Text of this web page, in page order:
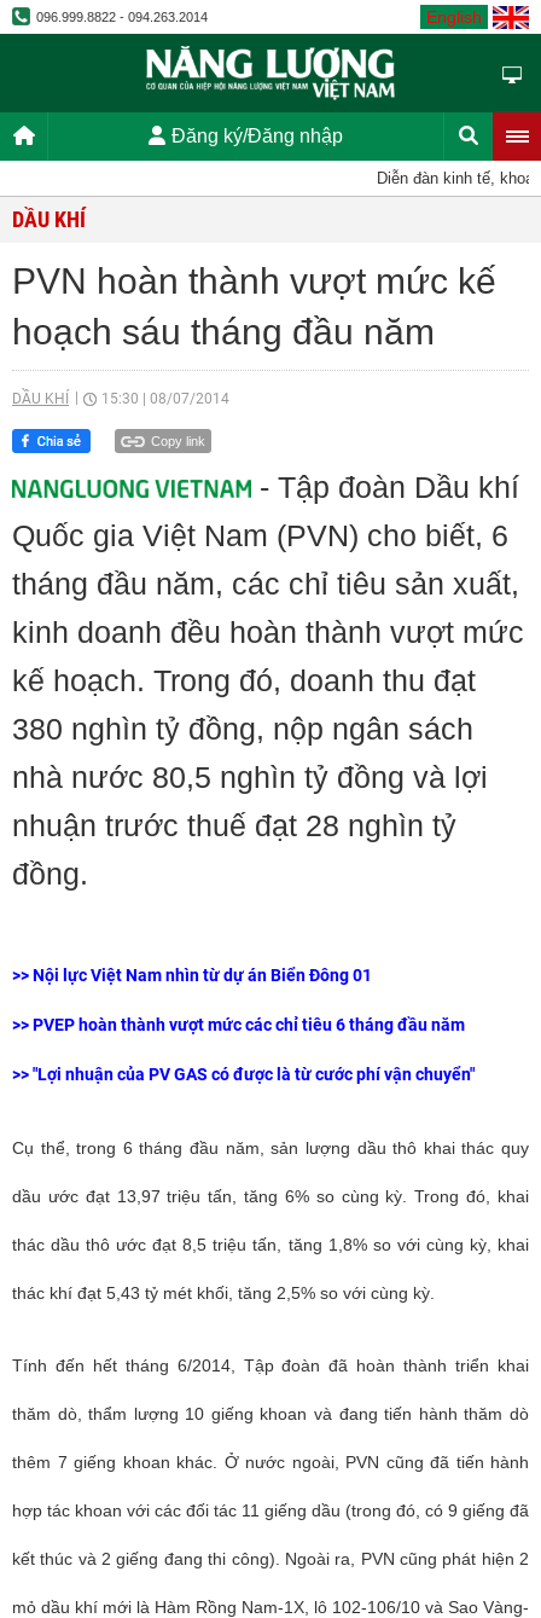
096.999.8822 - 094.263.2014 English
Đăng ký/Đăng nhập
Diễn đàn kinh tế, khoa
DẦU KHÍ
PVN hoàn thành vượt mức kế
hoạch sáu tháng đầu năm
DẦU KHÍ 15:30 08/07/2014
Copy link
- Tập đoàn Dầu khí
Quốc gia Việt Nam (PVN) cho biết, 6
tháng đầu năm, các chỉ tiêu sản xuất,
kinh doanh đều hoàn thành vượt mức
kế hoạch. Trong đó, doanh thu đạt
380 nghìn tỷ đồng, nộp ngân sách
nhà nước 80,5 nghìn tỷ đồng và lợi
nhuận trước thuế đạt 28 nghìn tỷ
đồng.
>>Nội lực Việt Nam nhìn từ dự án Biển Đông 01
>>PVEP hoàn thành vượt mức các chỉ tiêu 6 tháng đầu năm
>>"Lợi nhuận của PV GAS có được là từ cước phí vận chuyển"
Cụ thể, trong 6 tháng đầu năm, sản lượng dầu thô khai thác quy
dầu ước đạt 13,97 triệu tấn, tăng 6% so cùng kỳ. Trong đó, khai
thác dầu thô ước đạt 8,5 triệu tấn, tăng 1,8% so với cùng kỳ, khai
thác khí đạt 5,43 tỷ mét khối, tăng 2,5% so với cùng kỳ.
Tính đến hết tháng 6/2014, Tập đoàn đã hoàn thành triển khai
thăm dò, thẩm lượng 10 giếng khoan và đang tiến hành thăm dò
thêm 7 giếng khoan khác. Ở nước ngoài, PVN cũng đã tiến hành
hợp tác khoan với các đối tác 11 giếng dầu (trong đó, có 9 giếng đã
kết thúc và 2 giếng đang thi công). Ngoài ra, PVN cũng phát hiện 2
mỏ dầu khí mới là Hàm Rồng Nam-1X, lô 102-106/10 và Sao Vàng-